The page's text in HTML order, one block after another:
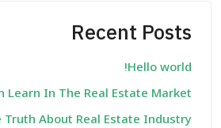
Recent Posts
Hello world!
Learn In The Real Estate Market
Truth About Real Estate Industry